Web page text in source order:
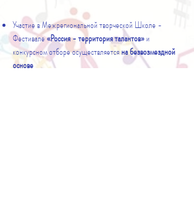
Участие в Межрегиональной творческой Школе -
Фестивале«Россия - территория талантов»и
конкурсном отборе осуществляетсяна безвозмездной
основе